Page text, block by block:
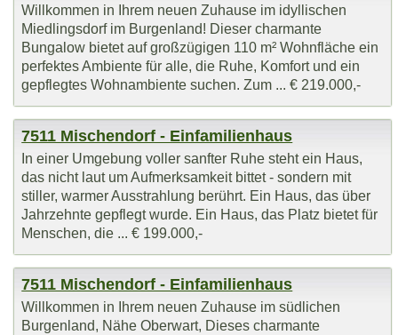
Willkommen in Ihrem neuen Zuhause im idyllischen
Miedlingsdorf im Burgenland! Dieser charmante
Bungalow bietet auf großzügigen 110 m² Wohnfläche ein
perfektes Ambiente für alle, die Ruhe, Komfort und ein
gepflegtes Wohnambiente suchen. Zum ... € 219.000,-
7511 Mischendorf - Einfamilienhaus
In einer Umgebung voller sanfter Ruhe steht ein Haus,
das nicht laut um Aufmerksamkeit bittet - sondern mit
stiller, warmer Ausstrahlung berührt. Ein Haus, das über
Jahrzehnte gepflegt wurde. Ein Haus, das Platz bietet für
Menschen, die ... € 199.000,-
7511 Mischendorf - Einfamilienhaus
Willkommen in Ihrem neuen Zuhause im südlichen
Burgenland, Nähe Oberwart, Dieses charmante